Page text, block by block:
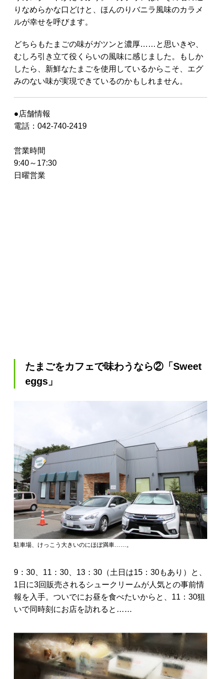
りなめらかな口どけと、ほんのりバニラ風味のカラメ
ルが幸せを呼びます。
どちらもたまごの味がガツンと濃厚……と思いきや、
むしろ引き立て役くらいの風味に感じました。もしか
したら、新鮮なたまごを使用しているからこそ、エグ
みのない味が実現できているのかもしれません。
●店舗情報
電話：042-740-2419
営業時間
9:40～17:30
日曜営業
たまごをカフェで味わうなら②「Sweet
eggs」
駐車場、けっこう大きいのにほぼ満車……。
9：30、11：30、13：30（土日は15：30もあり）と、
1日に3回販売されるシュークリームが人気との事前情
報を入手。ついでにお昼を食べたいからと、11：30狙
いで同時刻にお店を訪れると……